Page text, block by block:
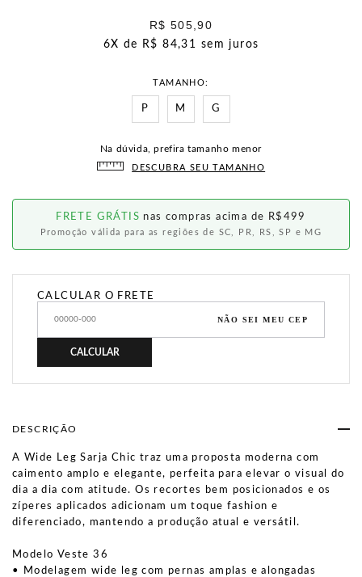
R$ 505,90
6X de R$ 84,31 sem juros
TAMANHO
P M G
Na dúvida, prefira tamanho menor
DESCUBRA SEU TAMANHO
FRETE GRÁTIS nas compras acima de R$499
Promoção válida para as regiões de SC, PR, RS, SP e MG
CALCULAR O FRETE
NÃO SEI MEU CEP
CALCULAR
DESCRIÇÃO
A Wide Leg Sarja Chic traz uma proposta moderna com
caimento amplo e elegante, perfeita para elevar o visual do
dia a dia com atitude. Os recortes bem posicionados e os
zíperes aplicados adicionam um toque fashion e
diferenciado, mantendo a produção atual e versátil.
Modelo Veste 36
• Modelagem wide leg com pernas amplas e alongadas